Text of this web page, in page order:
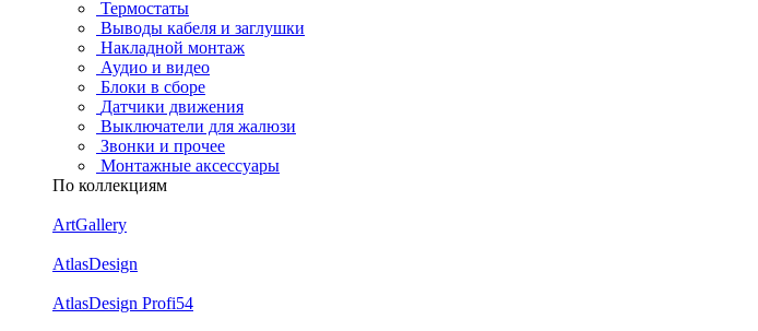
Термостаты
Выводы кабеля и заглушки
Накладной монтаж
Аудио и видео
Блоки в сборе
Датчики движения
Выключатели для жалюзи
Звонки и прочее
Монтажные аксессуары
По коллекциям
ArtGallery
AtlasDesign
AtlasDesign Profi54